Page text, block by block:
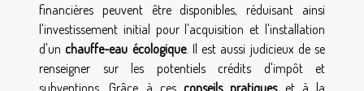
financières peuvent être disponibles, réduisant ainsi
l'investissement initial pour l'acquisition et l'installation
d'unchauffe-eau écologique. Il est aussi judicieux de se
renseigner sur les potentiels crédits d'impôt et